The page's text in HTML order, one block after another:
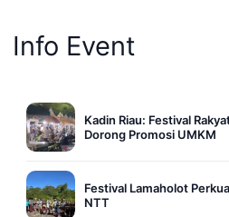
Info Event
Kadin Riau: Festival
Dorong Promosi UMKM
Festival Lamaholot
NTT